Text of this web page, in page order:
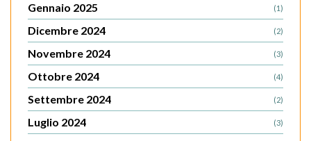
Gennaio 2025 (1)
Dicembre 2024 (2)
Novembre 2024 (3)
Ottobre 2024 (4)
Settembre 2024 (2)
Luglio 2024 (3)